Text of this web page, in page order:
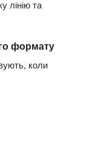
лінію та
формату
коли